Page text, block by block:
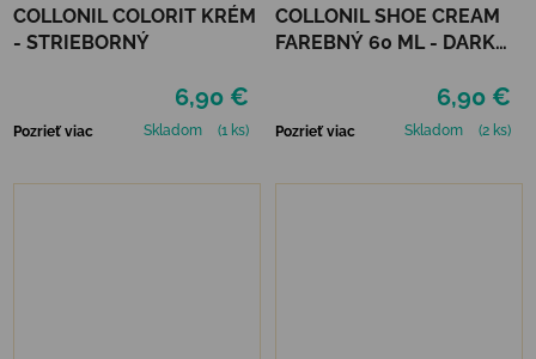
COLLONIL COLORIT KRÉM
- STRIEBORNÝ
6,90 €
Pozrieť viac Skladom (1 ks)
COLLONIL SHOE CREAM
FAREBNÝ 60 ML - DARK
6,90 €
Pozrieť viac Skladom (2 ks)